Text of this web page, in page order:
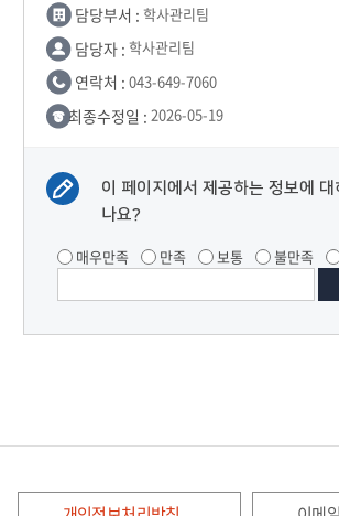
담당부서 : 학사관리팀
담당자 : 학사관리팀
연락처 : 043-649-7060
최종수정일 : 2026-05-19
이 페이지에서 제공하는 정보에 대
나요?
매우만족 만족 보통 불만족